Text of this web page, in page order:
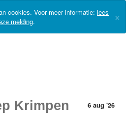
cookies. Voor meer informatie: lees
melding. ×
Krimpen 6 aug '26